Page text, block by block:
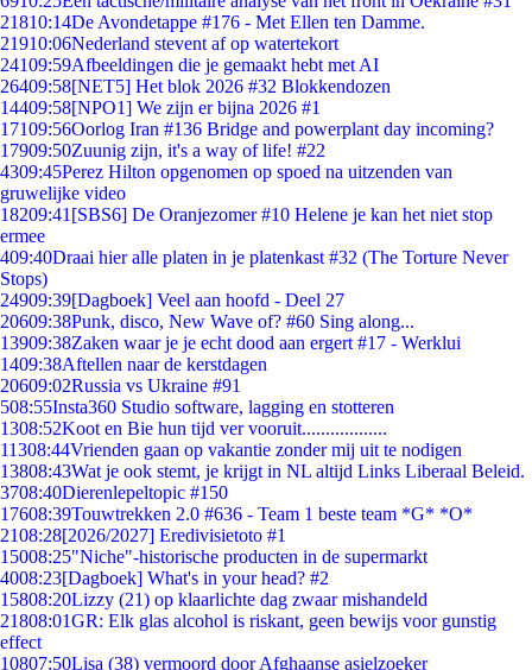
21810:14De Avondetappe #176 - Met Ellen ten Damme.
21910:06Nederland stevent af op watertekort
24109:59Afbeeldingen die je gemaakt hebt met AI
26409:58[NET5] Het blok 2026 #32 Blokkendozen
14409:58[NPO1] We zijn er bijna 2026 #1
17109:56Oorlog Iran #136 Bridge and powerplant day incoming?
17909:50Zuunig zijn, it's a way of life! #22
4309:45Perez Hilton opgenomen op spoed na uitzenden van
gruwelijke video
18209:41 [SBS6] De Oranjezomer #10 Helene je kan het niet stop
ermee
409:40Draai hier alle platen in je platenkast #32 (The Torture Never
Stops)
24909:39[Dagboek] Veel aan hoofd - Deel 27
20609:38Punk, disco, New Wave of? #60 Sing along...
13909:38Zaken waar je je echt dood aan ergert #17 - Werklui
1409:38Aftellen naar de kerstdagen
20609:02Russia vs Ukraine #91
508:55Insta360 Studio software, lagging en stotteren
1308:52Koot en Bie hun tijd ver vooruit..................
11308:44Vrienden gaan op vakantie zonder mij uit te nodigen
13808:43Wat je ook stemt, je krijgt in NL altijd Links Liberaal Beleid.
3708:40Dierenlepeltopic #150
17608:39Touwtrekken 2.0 #636 - Team 1 beste team *G* *O*
2108:28[2026/2027] Eredivisietoto #1
15008:25"Niche"-historische producten in de supermarkt
4008:23[Dagboek] What's in your head? #2
15808:20Lizzy (21) op klaarlichte dag zwaar mishandeld
21808:01GR: Elk glas alcohol is riskant, geen bewijs voor gunstig
effect
10807:50Lisa (38) vermoord door Afghaanse asielzoeker